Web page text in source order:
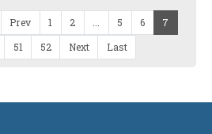
Prev 1 2 5 6
7
51 52 Next Last